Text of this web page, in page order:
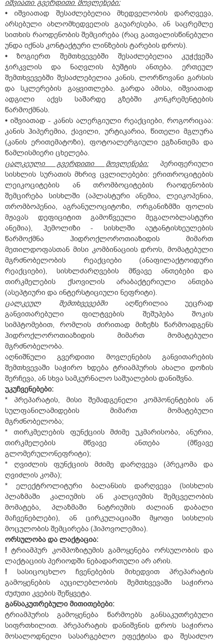
იშვიათი გვერდითი მოვლენები:
•
იშვიათად შესაძლებელია მხედველობის დარღვევა,
არსებული ახლომხედველის გაუარესება, ან საცრემლე
სითხის რაოდენობის შემცირება (რაც გათვალისწინებული
უნდა იქნას კონტაქტური ლინზების ტარების დროს).
•
ზოგიერთ შემთხვევებში შესაძლებელია კუჭქვეშა
ჯირკვლის და ნაღვლის ბუშტის ანთება. ერთეულ
შემთხვევებში შესაძლებელია კანის, ლორწოვანი გარსის
და სკლერების გაყვითლება. გარდა ამისა, იშვიათად
ადგილი აქვს საშარდე გზებში კონკრემენტების
წარმოქმნას.
• იშვიათად - კანის ალერგიული რეაქციები, როგორიცაა:
კანის ჰიპერემია, ქავილი, ურტიკარია, წითელი მგლურა
(კანის ერითემატოზი), ფოტოალერგიული ეგზანთემა და
წამლისმიერი ცხელება.
ცალკეული გვერდითი მოვლენები: პერიფერიული
სისხლის სურათის მხრივ ცვლილებები: ერითროციტების
ლეიკოციტების ან თრომბოციტების რაოდენობის
შემცირება სისხლში (აპლასტური ანემია, ლეიკოპენია,
თრომბოპენია, აგრანულოციტოზი, ორგანიზმში ფოლის
მჟავას დეფიციტით გამოწვეული მეგალობლასტური
ანემია), ჰემოლიზი - სისხლში აუტანტისხეულების
წარმოქმნა ჰიდროქლოროთიაზიდის მიმართ
მეთილდოფასთან მისი კომბინაციის დროს, მომატებული
მგრძნობელობის რეაქციები (ანაფილაქტოიდური
რეაქციები), სისხლძარღვების მწვავე ანთებები და
თირკმელების ქსოვილის არაბაქტერიული ანთება
(ასეპტიური და ინტერსტიციული ნეფრიტი).
ცალკეულ
შემთხვევებში აღწერილია უეცრად
განვითარებული ფილტვების შეშუპება შოკის
სიმპტომებით, რომლის ძირითად მიზეზს წარმოადგენს
ჰიდროქლოროთიაზიდის მიმართ მომატებული
მგრძნობელობა.
აღნიშნული გვერდითი მოვლენების განვითარების
შემთხვევაში საჭირო ხდება ტრიამპურის ახალი დოზის
შერჩევა, ან სხვა სამკურნალო საშუალების დანიშვნა.
უკუჩვენებები:
* პრეპარატის, მისი შემადგენელი კომპონენტების ან
სულფანილამიდების მიმართ მომატებული
მგრძნობელობა;
* თირკმელების ფუნქციის მძიმე უკმარისობა, ანურია,
თირკმელების მწვავე ანთება (მწვავე
გლომერულონეფრიტი);
* ღვიძლის ფუნქციის მძიმე დარღვევა (პრეკომა და
ღვიძლის კომა);
* ელექტროლიტური ბალანსის დარღვევა (სისხლის
პლაზმაში კალიუმის ან კალციუმის შემცველობის
მომატება, პლაზმაში ნატრიუმის ძალიან დაბალი
მაჩვენებლები), ან ცირკულაციაში მყოფი სისხლის
მოცულობის შემცირება (ჰიპოვოლემია).
ორსულობა და ლაქტაცია:
!ტრიამპურ კომპოზიტუმის გამოყენება ორსულობის და
ლაქტაციის პერიოდში ნებადართული არ არის.
! სასიცოცხლო ჩვენებების მიხედვით პრეპარატის
გამოყენების აუცილებლობის შემთხვევაში საჭიროა
ძუძუთი კვების შეწყვეტა.
განსაკუთრებული მითითებები:
ტრიამპურის გამოყენება წარმოებს განსაკუთრებული
სიფრთხილით. პრეპარატის დანიშვნის დროს საჭიროა
მოსალოდნელი სასარგებლო ეფექტისა და შესაძლო